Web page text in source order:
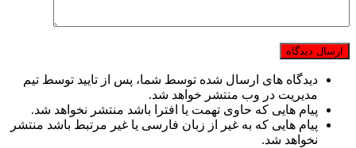
دیدگاه های ارسال شده توسط شما، پس از تایید توسط تیم
مدیریت در وب منتشر خواهد شد.
پیام هایی که حاوی تهمت یا افترا باشد منتشر نخواهد شد.
پیام هایی که به غیر از زبان فارسی یا غیر مرتبط باشد منتشر
نخواهد شد.